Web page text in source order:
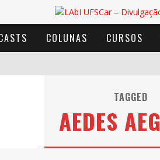
COLUNAS CURSOS
COM OS MOINHOS DE VENTO
TAGGED
AEDES